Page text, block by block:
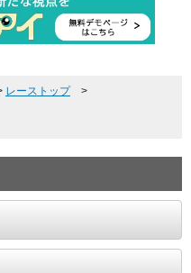
レーストップ>